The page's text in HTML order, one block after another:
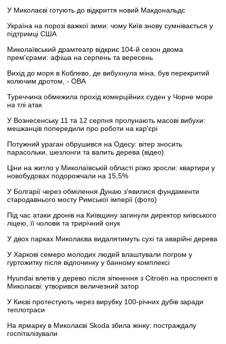
У Миколаєві готують до відкриття новий Макдональдс
Україна на порозі важкої зими: чому Київ знову сумнівається у
підтримці США
Миколаївський драмтеатр відкриє 104-й сезон двома
прем'єрами: афіша на серпень та вересень
Вихід до моря в Коблево, де вибухнула міна, був перекритий
колючим дротом, - ОВА
Туреччина обмежила прохід комерційних суден у Чорне море
на тлі атак
У Вознесенську 11 та 12 серпня пролунають масові вибухи:
мешканців попередили про роботи на кар'єрі
Потужний ураган обрушився на Одесу: вітер зносить
парасольки, шезлонги та валить дерева (відео)
Ціни на житло у Миколаївській області різко зросли: квартири у
новобудовах подорожчали на 15,5%
У Болгарії через обмілення Дунаю з'явилися фундаменти
стародавнього мосту Римської імперії (фото)
Під час атаки дронів на Київщину загинули директор київського
ліцею, її чоловік та трирічний онук
У двох парках Миколаєва видалятимуть сухі та аварійні дерева
У Харкові семеро молодих людей влаштували погром у
гуртожитку після відпочинку у банному комплексі
Hyundai влетів у дерево після зіткнення з Citroën на проспекті в
Миколаєві: утворився величезний затор
У Києві протестують через вирубку 100-річних дубів заради
теплотраси
На ярмарку в Миколаєві Skoda збила жінку: постраждалу
госпіталізували